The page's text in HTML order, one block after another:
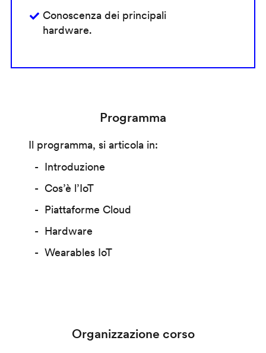
Conoscenza dei principali
hardware.
Programma
Il programma, si articola in:
Introduzione
Cos’è l’IoT
Piattaforme Cloud
Hardware
Wearables IoT
Organizzazione corso